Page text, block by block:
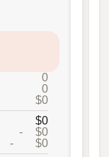
0
0
$0
$0
- $0
-
$0